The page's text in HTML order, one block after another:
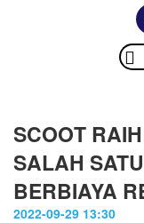
SCOOT
SALAH
BERBIAYA
2022-09-29 13:30